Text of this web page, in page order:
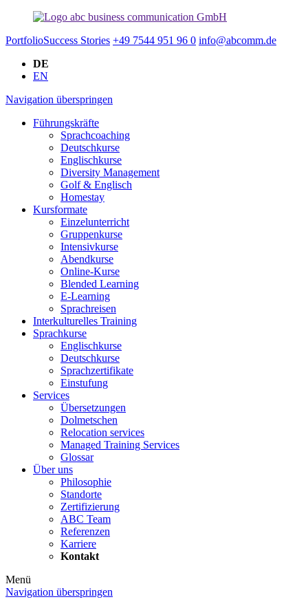
PortfolioSuccess Stories +49 7544 951 96 0 info@abcomm.de
DE
EN
Navigation überspringen
Führungskräfte
Sprachcoaching
Deutschkurse
Englischkurse
Diversity Management
Golf & Englisch
Homestay
Kursformate
Einzelunterricht
Gruppenkurse
Intensivkurse
Abendkurse
Online-Kurse
Blended Learning
E-Learning
Sprachreisen
Interkulturelles Training
Sprachkurse
Englischkurse
Deutschkurse
Sprachzertifikate
Einstufung
Services
Übersetzungen
Dolmetschen
Relocation services
Managed Training Services
Glossar
Über uns
Philosophie
Standorte
Zertifizierung
ABC Team
Referenzen
Karriere
Kontakt
Menü
Navigation überspringen